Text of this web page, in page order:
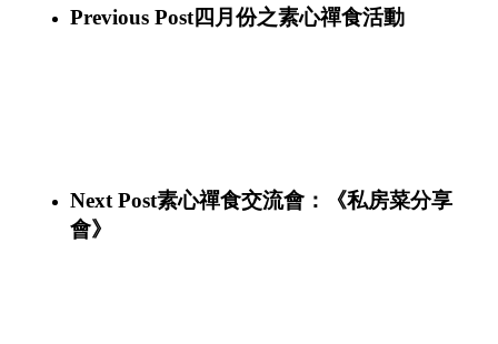
Previous Post四月份之素心禪食活動
Next Post素心禪食交流會：《私房菜分享
會》